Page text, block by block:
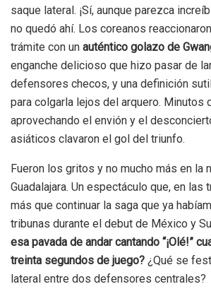
saque lateral. ¡Sí, aunque parezca
no quedó ahí. Los coreanos
trámite con un auténtico golazo de
enganche delicioso que hizo pasar de
defensores checos, y una definición
para colgarla lejos del arquero. Minutos
aprovechando el envión y el
asiáticos clavaron el gol del triunfo.
Fueron los gritos y no mucho más en la
Guadalajara. Un espectáculo que, en las
más que continuar la saga que ya
tribunas durante el debut de México y
esa pavada de andar cantando “¡Olé!”
treinta segundos de juego? ¿Qué se
lateral entre dos defensores centrales?